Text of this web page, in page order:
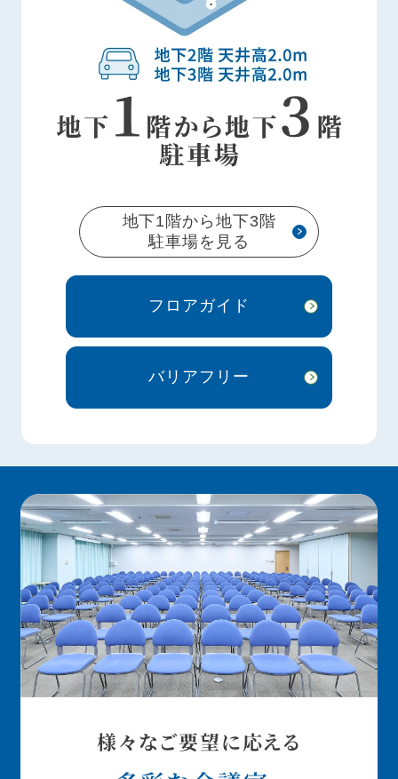
地下1階から地下3階
駐車場を見る
フロアガイド
バリアフリー
様々なご要望に応える